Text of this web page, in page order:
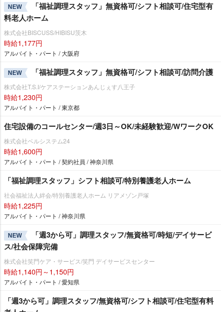
NEW
「福祉調理スタッフ」無資格可/シフト相談可/住宅型有
料老人ホーム
株式会社BISCUSS/HIBISU茨木
時給1,177円
アルバイト・パート / 大阪府
NEW 「福祉調理スタッフ」無資格可/シフト相談可/訪問介護
株式会社T.S.I/ケアステーションあんじぇす八王子
時給1,230円
アルバイト・パート / 東京都
住宅設備のコールセンター/週3日～OK/未経験歓迎/WワークOK
株式会社ベルシステム24
時給1,600円
アルバイト・パート / 契約社員 / 神奈川県
「福祉調理スタッフ」シフト相談可/特別養護老人ホーム
社会福祉法人絆会/特別養護老人ホーム リアメゾン戸塚
時給1,225円
アルバイト・パート / 神奈川県
NEW
「週3から可」調理スタッフ/無資格可/時短/デイサービ
ス/社会保障完備
株式会社笑門ケア・サービス/笑門 デイサービスセンター
時給1,140円～1,150円
アルバイト・パート / 愛知県
「週3から可」調理スタッフ/無資格可/シフト相談可/住宅型有料